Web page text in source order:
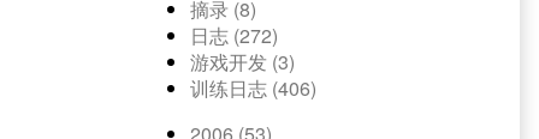
摘录 (8)
日志 (272)
游戏开发 (3)
训练日志 (406)